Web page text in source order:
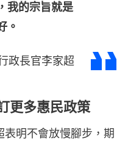
我的宗旨就是
。
政長官李家超
更多惠民政策
明不會放慢腳步，期